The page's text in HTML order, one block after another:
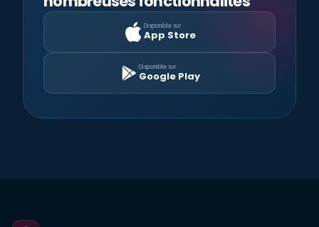
Disponible sur
App Store
Disponible sur
Google Play